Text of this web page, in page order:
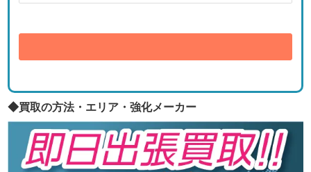
◆買取の方法・エリア・強化メーカー